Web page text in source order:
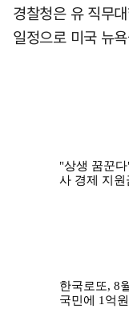
경찰청은 유 직무
일정으로 미국 뉴